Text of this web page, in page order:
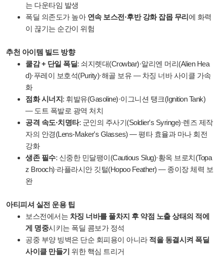
는 다운타임 발생
폭딜 의존도가 높아 연속 보스전·후반 강화 잡몹 무리에 화력
이 끊기는 순간이 위험
추천 아이템 빌드 방향
쿨감 + 단일 폭딜: 쇠지렛대(Crowbar)·알리엔 머리(Alien Hea
d)·푸레이 보호석(Purity)·해골 보유 — 차징 너바 사이클 가속
화
점화 시너지: 휘발유(Gasoline)·이그니션 탱크(Ignition Tank)
— 도트 폭발로 광역 처치
공격 속도·치명타: 군인의 주사기(Soldier's Syringe)·렌즈 제작
자의 안경(Lens-Maker's Glasses) — 평타 효율과 마나 회전
강화
생존 필수: 신중한 민달팽이(Cautious Slug)·황옥 브로치(Topa
z Brooch)·라플라시안 깃털(Hopoo Feather) — 종이장 체력 보
완
아티피셔 실전 운용 팁
보스전에서는 차징 너바를 풀차지 후 약점 노출 상태의 적에
게 명중시키는 폭딜 콤보가 정석
공중 부양 빙벽은 단순 회피용이 아니라 적을 동결시켜 폭딜
사이클 만들기 위한 핵심 트리거